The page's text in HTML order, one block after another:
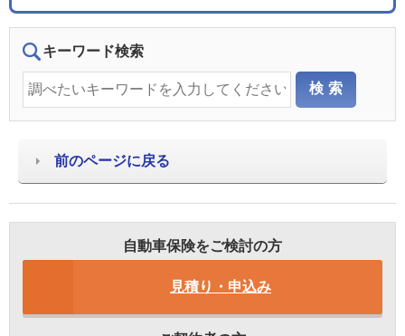
キーワード検索
前のページに戻る
自動車保険をご検討の方
見積り・申込み